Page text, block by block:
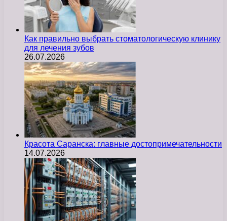
Как правильно выбрать стоматологическую клинику
для лечения зубов
26.07.2026
Красота Саранска: главные достопримечательности
14.07.2026